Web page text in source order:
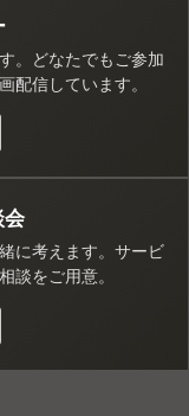
。どなたでもご参加
配信しています。
会
に考えます。サービ
談をご用意。